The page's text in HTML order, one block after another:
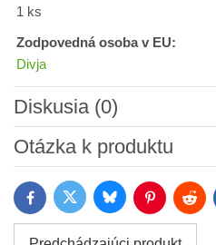
1 ks
Zodpovedná osoba v EU:
Divja
Diskusia (0)
Nový komentár
Názov:
Otázka k produktu
*
FacebookTwitter BlueskyPinterestReddit